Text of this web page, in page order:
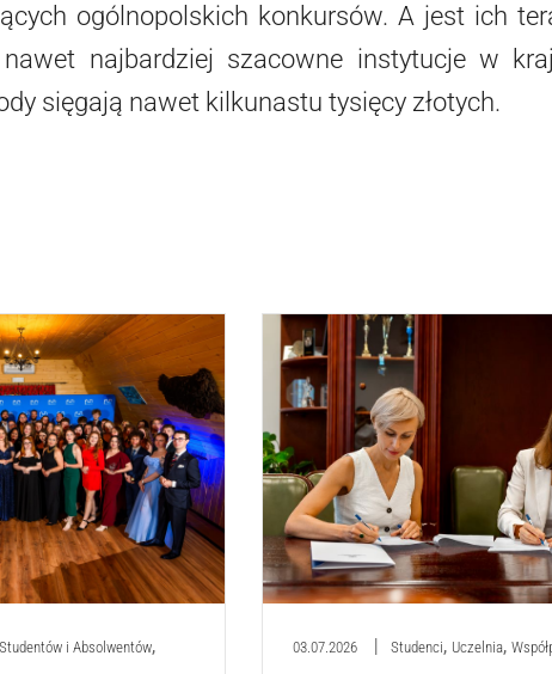
ogólnopolskich konkursów. A jest ich
najbardziej szacowne instytucje w
sięgają nawet kilkunastu tysięcy złotych.
i Absolwentów, 03.07.2026 Studenci, Uczelnia,